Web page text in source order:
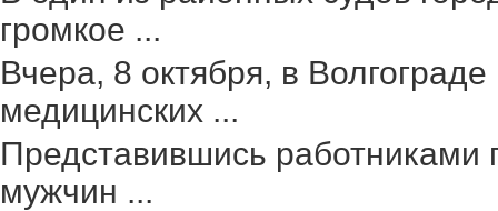
громкое ...
Вчера, 8 октября, в
медицинских ...
Представившись работниками
мужчин ...